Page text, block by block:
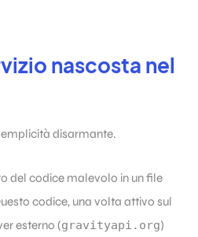
nascosta nel
disarmante.
del codice malevolo in un file
codice, una volta attivo sul
esterno (gravityapi.org)